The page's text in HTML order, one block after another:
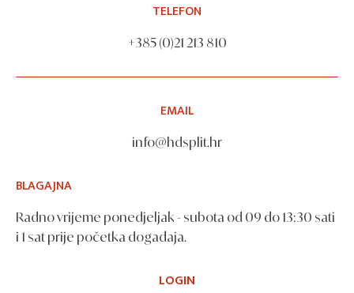
TELEFON
+385 (0)21 213 810
EMAIL
info@hdsplit.hr
BLAGAJNA
Radno vrijeme ponedjeljak - subota od 09 do 13:30 sati
i 1 sat prije početka događaja.
LOGIN